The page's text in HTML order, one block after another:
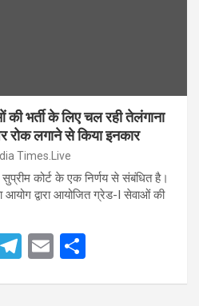
भर्ती के लिए चल रही तेलंगाना
रोक लगाने से किया इनकार
Times.Live
कोर्ट के एक निर्णय से संबंधित है।
आयोग द्वारा आयोजित ग्रेड-I सेवाओं की
T
E